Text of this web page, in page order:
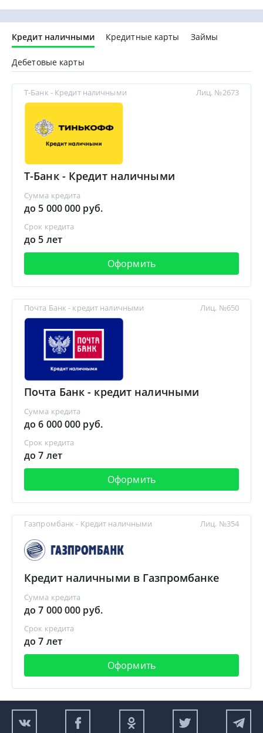
Кредит наличными Кредитные карты Займы
Дебетовые карты
Т-Банк - Кредит наличными
Т-Банк - Кредит наличными
Сумма кредита
до 5 000 000 руб.
Срок кредита
до 5 лет
Оформить
Лиц. №2673
Почта Банк - кредит наличными
Почта Банк - кредит наличными
Сумма кредита
до 6 000 000 руб.
Срок кредита
до 7 лет
Оформить
Лиц. №650
Газпромбанк - Кредит наличными
Кредит наличными в Газпромбанке
Сумма кредита
до 7 000 000 руб.
Срок кредита
до 7 лет
Оформить
Лиц. №354